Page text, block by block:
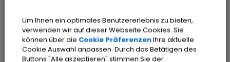
Prüfschritt
Kommentar
9.1.1.1a. Alternativtexte für
Um Ihnen ein optimales Benutzererlebnis zu bieten,
verwenden wir auf dieser Webseite Cookies. Sie
können über die Cookie PräferenzenIhre aktuelle
Cookie Auswahl anpassen. Durch das Betätigen des
Buttons "Alle akzeptieren" stimmen Sie der